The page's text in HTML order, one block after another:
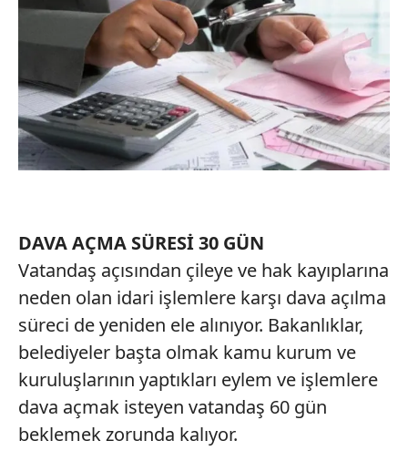
DAVA AÇMA SÜRESİ 30 GÜN
Vatandaş açısından çileye ve hak kayıplarına
neden olan idari işlemlere karşı dava açılma
süreci de yeniden ele alınıyor. Bakanlıklar,
belediyeler başta olmak kamu kurum ve
kuruluşlarının yaptıkları eylem ve işlemlere
dava açmak isteyen vatandaş 60 gün
beklemek zorunda kalıyor.